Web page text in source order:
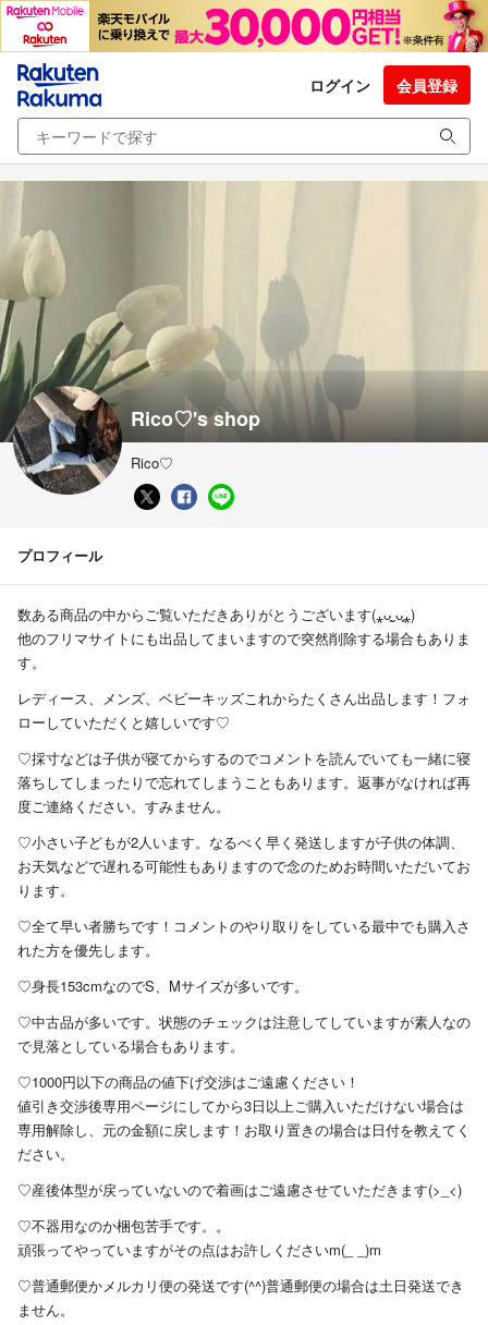
ログイン 会員登録
Rico♡'s shop
Rico♡
プロフィール
数ある商品の中からご覧いただきありがとうございます(⁎ᴗ͈ˬᴗ͈⁎)
他のフリマサイトにも出品してまいますので突然削除する場合もありま
す。
レディース、メンズ、ベビーキッズこれからたくさん出品します！フォ
ローしていただくと嬉しいです♡
♡採寸などは子供が寝てからするのでコメントを読んでいても一緒に寝
落ちしてしまったりで忘れてしまうこともあります。返事がなければ再
度ご連絡ください。すみません。
♡小さい子どもが2人います。なるべく早く発送しますが子供の体調、
お天気などで遅れる可能性もありますので念のためお時間いただいてお
ります。
♡全て早い者勝ちです！コメントのやり取りをしている最中でも購入さ
れた方を優先します。
♡身長153cmなのでS、Mサイズが多いです。
♡中古品が多いです。状態のチェックは注意してしていますが素人なの
で見落としている場合もあります。
♡1000円以下の商品の値下げ交渉はご遠慮ください！
値引き交渉後専用ページにしてから3日以上ご購入いただけない場合は
専用解除し、元の金額に戻します！お取り置きの場合は日付を教えてく
ださい。
♡産後体型が戻っていないので着画はご遠慮させていただきます(>_<)
♡不器用なのか梱包苦手です。。
頑張ってやっていますがその点はお許しくださいm(_ _)m
♡普通郵便かメルカリ便の発送です(^^)普通郵便の場合は土日発送でき
ません。